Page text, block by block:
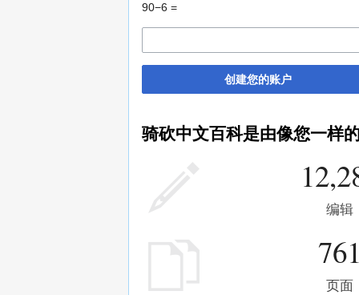
90−6 =
创建您的账户
骑砍中文百科是由像您一样
编辑
页面